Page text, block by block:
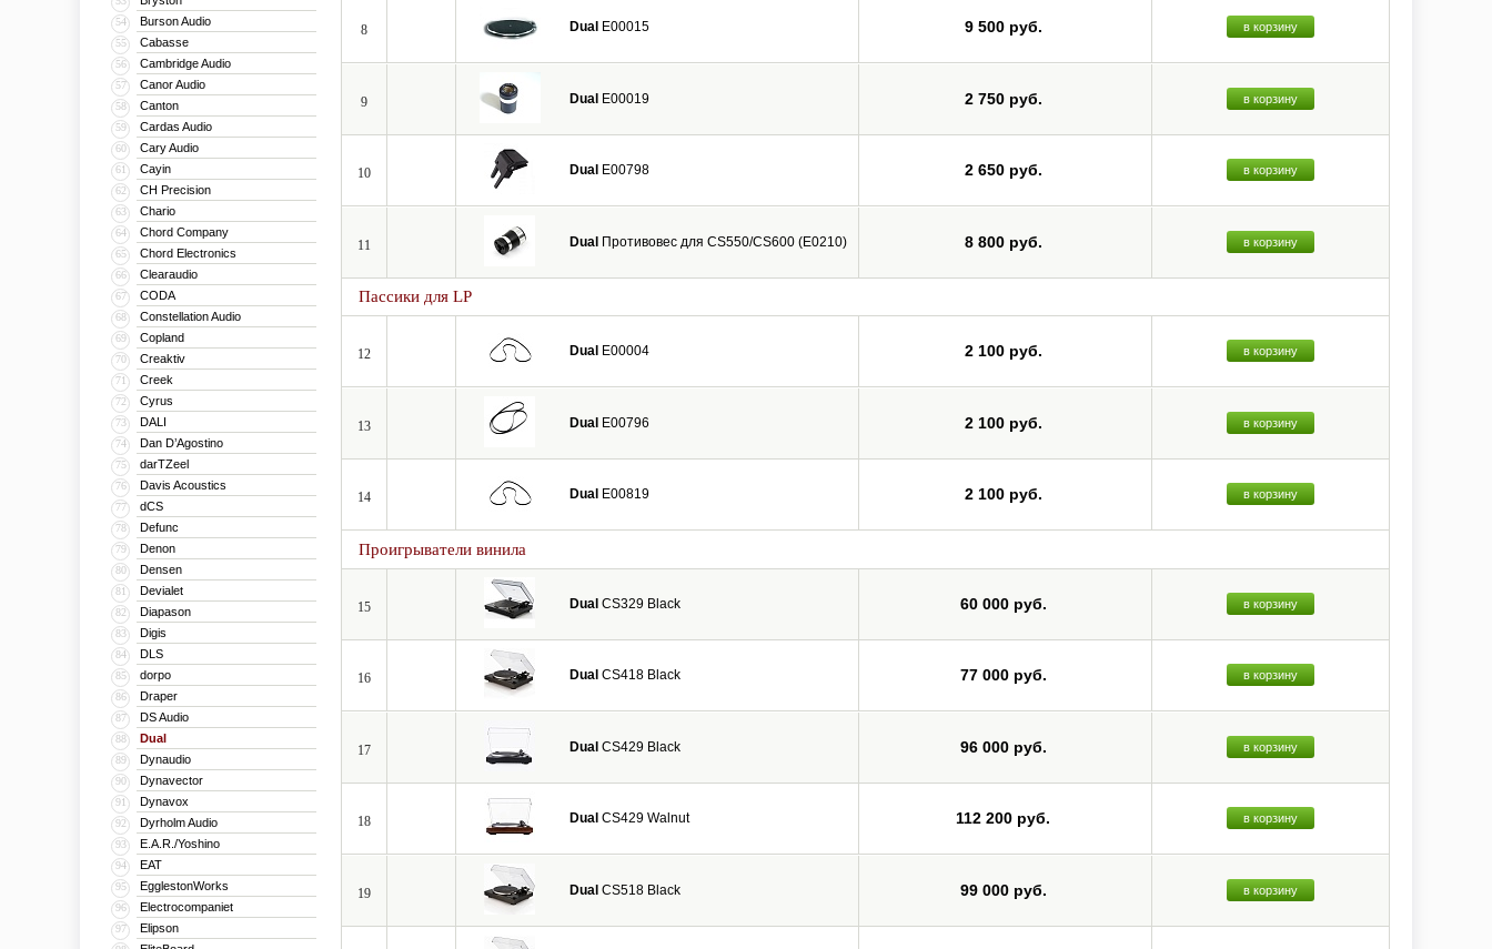
54 Burson Audio
55 Cabasse
56 Cambridge Audio
57 Canor Audio
58 Canton
59 Cardas Audio
60 Cary Audio
61 Cayin
62 CH Precision
63 Chario
64 Chord Company
65 Chord Electronics
66 Clearaudio
67 CODA
68 Constellation Audio
69 Copland
70 Creaktiv
71 Creek
72 Cyrus
73 DALI
74 Dan D’Agostino
75 darTZeel
76 Davis Acoustics
77 dCS
78 Defunc
79 Denon
80 Densen
81 Devialet
82 Diapason
83 Digis
84 DLS
85 dorpo
86 Draper
87 DS Audio
88 Dual
89 Dynaudio
90 Dynavector
91 Dynavox
92 Dyrholm Audio
93 E.A.R./Yoshino
94 EAT
95 EgglestonWorks
96 Electrocompaniet
97 Elipson
8 Dual E00015 9 500 руб. в корзину
9 Dual E00019 2 750 руб. в корзину
10 Dual E00798 2 650 руб. в корзину
11 Dual Противовес для CS550/CS600 (E0210) 8 800 руб. в корзину
Пассики для LP
12 Dual E00004 2 100 руб. в корзину
13 Dual E00796 2 100 руб. в корзину
14 Dual E00819 2 100 руб. в корзину
Проигрыватели винила
15 Dual CS329 Black 60 000 руб. в корзину
16 Dual CS418 Black 77 000 руб. в корзину
17 Dual CS429 Black 96 000 руб. в корзину
18 Dual CS429 Walnut 112 200 руб. в корзину
19 Dual CS518 Black 99 000 руб. в корзину